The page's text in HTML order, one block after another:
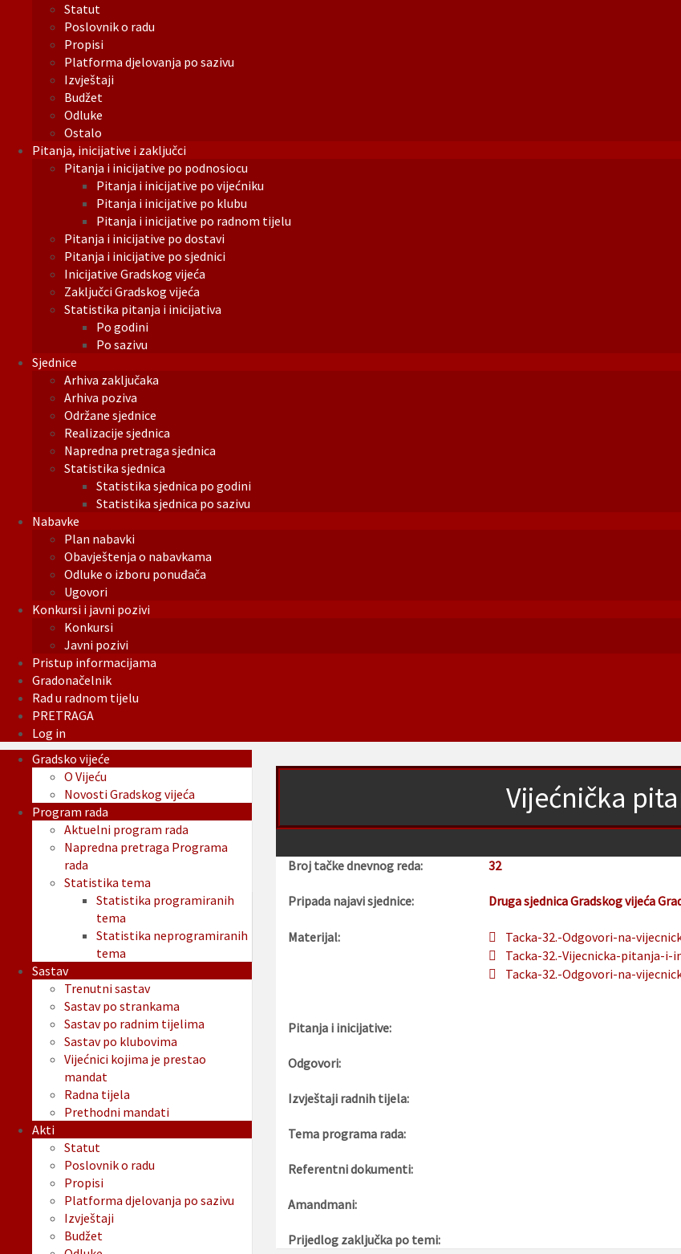
Statut
Poslovnik o radu
Propisi
Platforma djelovanja po sazivu
Izvještaji
Budžet
Odluke
Ostalo
Pitanja, inicijative i zaključci
Pitanja i inicijative po podnosiocu
Pitanja i inicijative po vijećniku
Pitanja i inicijative po klubu
Pitanja i inicijative po radnom tijelu
Pitanja i inicijative po dostavi
Pitanja i inicijative po sjednici
Inicijative Gradskog vijeća
Zaključci Gradskog vijeća
Statistika pitanja i inicijativa
Po godini
Po sazivu
Sjednice
Arhiva zaključaka
Arhiva poziva
Održane sjednice
Realizacije sjednica
Napredna pretraga sjednica
Statistika sjednica
Statistika sjednica po godini
Statistika sjednica po sazivu
Nabavke
Plan nabavki
Obavještenja o nabavkama
Odluke o izboru ponuđača
Ugovori
Konkursi i javni pozivi
Konkursi
Javni pozivi
Pristup informacijama
Gradonačelnik
Rad u radnom tijelu
PRETRAGA
Log in
Vijećnička
Broj tačke dnevnog reda: 32
Pripada najavi sjednice: Druga sjednica Gradskog vijeća
Materijal:
Tacka-32.-Odgovori-na-
Tacka-32.-Vijecnicka-pitanja-i-
Tacka-32.-Odgovori-na-
Pitanja i inicijative:
Odgovori:
Izvještaji radnih tijela:
Tema programa rada:
Referentni dokumenti:
Amandmani:
Prijedlog zaključka po temi:
Gradsko vijeće
O Vijeću
Novosti Gradskog vijeća
Program rada
Aktuelni program rada
Napredna pretraga Programa
rada
Statistika tema
Statistika programiranih
tema
Statistika neprogramiranih
tema
Sastav
Trenutni sastav
Sastav po strankama
Sastav po radnim tijelima
Sastav po klubovima
Vijećnici kojima je prestao
mandat
Radna tijela
Prethodni mandati
Akti
Statut
Poslovnik o radu
Propisi
Platforma djelovanja po sazivu
Izvještaji
Budžet